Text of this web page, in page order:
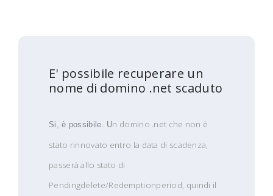
E' possibile recuperare un
nome di domino .net scaduto
Si, è possibile. Un domino .net che non è
stato rinnovato entro la data di scadenza,
passerà allo stato di
Pendingdelete/Redemptionperiod, quindi il